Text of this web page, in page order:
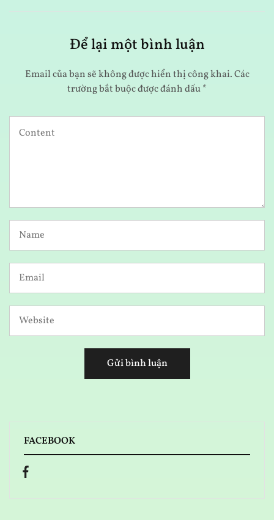
Để lại một bình luận
Email của bạn sẽ không được hiển thị công khai.Các
trường bắt buộc được đánh dấu*
FACEBOOK